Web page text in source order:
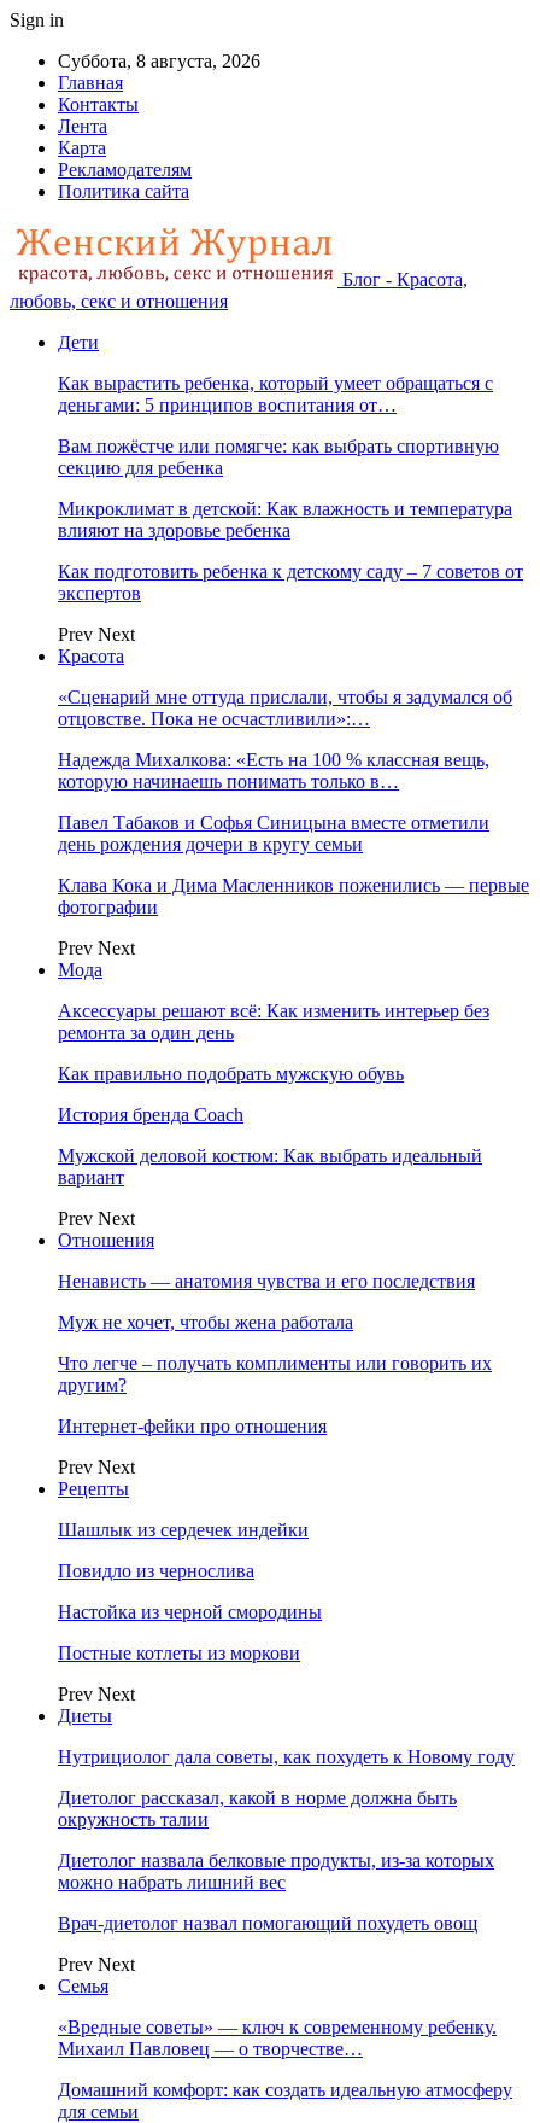
Sign in
Суббота, 8 августа, 2026
Главная
Контакты
Лента
Карта
Рекламодателям
Политика сайта
Блог - Красота,
любовь, секс и отношения
Дети
Как вырастить ребенка, который умеет обращаться с
деньгами: 5 принципов воспитания от…
Вам пожёстче или помягче: как выбрать спортивную
секцию для ребенка
Микроклимат в детской: Как влажность и температура
влияют на здоровье ребенка
Как подготовить ребенка к детскому саду – 7 советов от
экспертов
Prev Next
Красота
«Сценарий мне оттуда прислали, чтобы я задумался об
отцовстве. Пока не осчастливили»:…
Надежда Михалкова: «Есть на 100 % классная вещь,
которую начинаешь понимать только в…
Павел Табаков и Софья Синицына вместе отметили
день рождения дочери в кругу семьи
Клава Кока и Дима Масленников поженились — первые
фотографии
Prev Next
Мода
Аксессуары решают всё: Как изменить интерьер без
ремонта за один день
Как правильно подобрать мужскую обувь
История бренда Coach
Мужской деловой костюм: Как выбрать идеальный
вариант
Prev Next
Отношения
Ненависть — анатомия чувства и его последствия
Муж не хочет, чтобы жена работала
Что легче – получать комплименты или говорить их
другим?
Интернет-фейки про отношения
Prev Next
Рецепты
Шашлык из сердечек индейки
Повидло из чернослива
Настойка из черной смородины
Постные котлеты из моркови
Prev Next
Диеты
Нутрициолог дала советы, как похудеть к Новому году
Диетолог рассказал, какой в норме должна быть
окружность талии
Диетолог назвала белковые продукты, из-за которых
можно набрать лишний вес
Врач-диетолог назвал помогающий похудеть овощ
Prev Next
Семья
«Вредные советы» — ключ к современному ребенку.
Михаил Павловец — о творчестве…
Домашний комфорт: как создать идеальную атмосферу
для семьи